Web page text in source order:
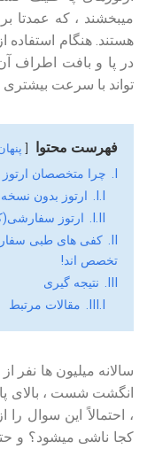
میبخشند ، که عمدتا
هستند. هنگام استفاده
در پا و بافت اطراف
تواند با سرعت بیشتری
فهرست محتوا
چرا متخصصان ارتوز
I.I.
ارتوز بدون نسخه
I.II.
ارتوز
کفی های طبی
تخصص اند!
نتیجه گیری
III.I.
مقالات مرتبط
سالانه میلیون ها نفر
انگشت شست ، بالای پا
، احتمالاً این سوال
کجا ناشی میشود؟ و